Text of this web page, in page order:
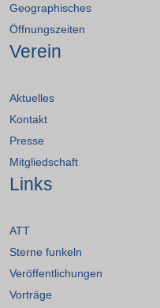
Geographisches
Öffnungszeiten
Verein
Aktuelles
Kontakt
Presse
Mitgliedschaft
Links
ATT
Sterne funkeln
Veröffentlichungen
Vorträge